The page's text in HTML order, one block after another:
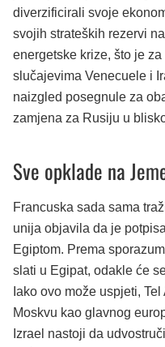
diverzificirali svoje
svojih strateških rezervi
energetske krize, što je
slučajevima Venecuele i
naizgled posegnule za
zamjena za Rusiju u
Sve opklade na
Francuska sada sama
unija objavila da je
Egiptom. Prema
slati u Egipat, odakle će
Iako ovo može uspjeti,
Moskvu kao glavnog
Izrael nastoji da